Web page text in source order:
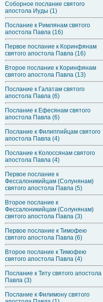
Соборное послание святого
апостола Иуды (1)
Послание к Римлянам святого
апостола Павла (16)
Первое послание к Коринфянам
святого апостола Павла (16)
Второе послание к Коринфянам
святого апостола Павла (13)
Послание к Галатам святого
апостола Павла (6)
Послание к Ефесянам святого
апостола Павла (6)
Послание к Филиппийцам святого
апостола Павла (4)
Послание к Колоссянам святого
апостола Павла (4)
Первое послание к
Фессалоникийцам (Солунянам)
святого апостола Павла (5)
Второе послание к
Фессалоникийцам (Солунянам)
святого апостола Павла (3)
Первое послание к Тимофею
святого апостола Павла (6)
Второе послание к Тимофею
святого апостола Павла (4)
Послание к Титу святого апостола
Павла (3)
Послание к Филимону святого